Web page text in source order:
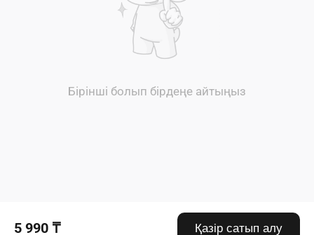
5 990 ₸ Қазір сатып алу
Бірінші болып бірдеңе айтыңыз